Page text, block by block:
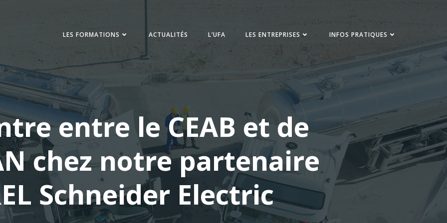
LES FORMATIONS ACTUALITÉS L’UFA LES ENTREPRISES INFOS PRATIQUES
entre le CEAB et de
chez notre partenaire
Schneider Electric